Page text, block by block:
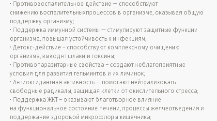
• Противовоспалительное действие — способствуют
снижению воспалительныхпроцессов в организме, оказывая общую
поддержку организму;
• Поддержка иммунной системы — стимулируют защитные функции
организма, повышая устойчивость к инфекциям;
• Детокс-действие – способствуют комплексному очищению
организма, выводят шлаки и токсины;
• Противопаразитарные свойства – создают неблагоприятные
условия для развития гельминтов и их личинок;
• Антиоксидантная активность — помогают нейтрализовать
свободные радикалы, защищая клетки от окислительного стресса;
• Поддержка ЖКТ – оказывают благотворное влияние
на функциональное состояние печени, процессы желчеотведения и
поддержание здоровой микрофлоры кишечника;